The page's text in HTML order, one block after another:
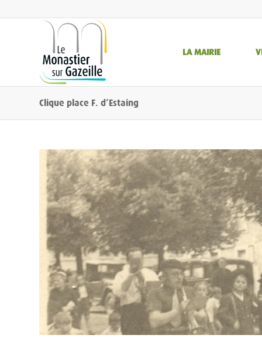
LA MAIRIE
Clique place F. d’Estaing